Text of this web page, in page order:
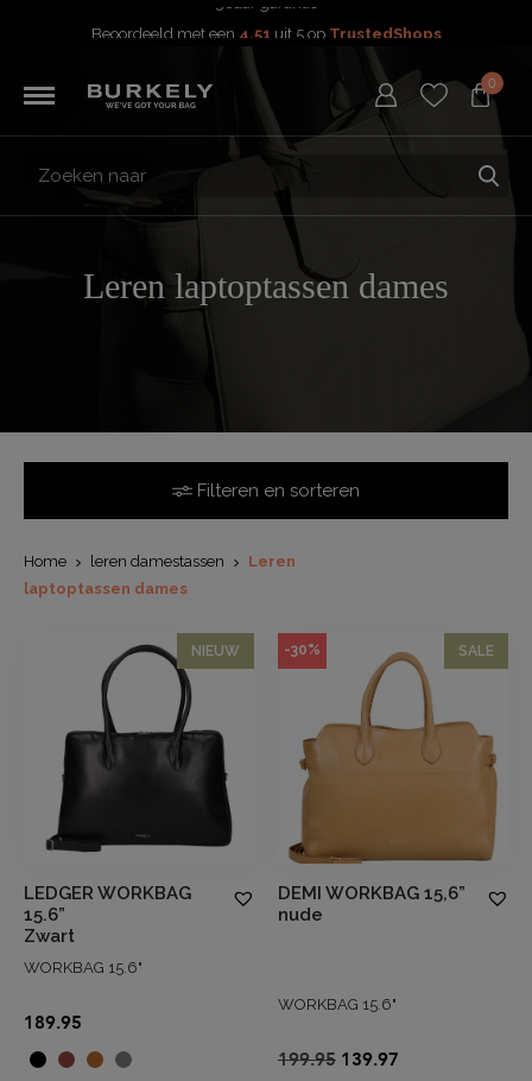
Beoordeeld met een
uit 5 op
TrustedShops
Gratis verzending van je bestelling
vanaf 39,95 euro
Gratis retourneren
5 Jaar garantie
Beoordeeld met een
0
Leren laptoptassen dames
Filteren en sorteren
Home leren damestassen
Leren
laptoptassen dames
NIEUW
LEDGER WORKBAG
15.6”
Zwart
WORKBAG 15.6"
189.95
SALE
-30%
DEMI WORKBAG 15,6”
nude
WORKBAG 15.6"
199.95 Oorspronkelijke
139.97